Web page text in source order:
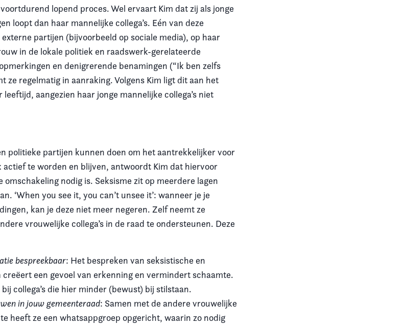
lopend proces. Wel ervaart Kim dat zij als jonge
loopt dan haar mannelijke collega’s. Eén van deze
partijen (bijvoorbeeld op sociale media), op haar
in de lokale politiek en raadswerk-gerelateerde
en denigrerende benamingen (“Ik ben zelfs
ze regelmatig in aanraking. Volgens Kim ligt dit aan het
aangezien haar jonge mannelijke collega’s niet
politieke partijen kunnen doen om het aantrekkelijker voor
te worden en blijven, antwoordt Kim dat hiervoor
nodig is. Seksisme zit op meerdere lagen
‘When you see it, you can’t unsee it’: wanneer je je
kan je deze niet meer negeren. Zelf neemt ze
vrouwelijke collega’s in de raad te ondersteunen. Deze
bespreekbaar: Het bespreken van seksistische en
een gevoel van erkenning en vermindert schaamte.
collega’s die hier minder (bewust) bij stilstaan.
in jouw gemeenteraad: Samen met de andere vrouwelijke
heeft ze een whatsappgroep opgericht, waarin zo nodig